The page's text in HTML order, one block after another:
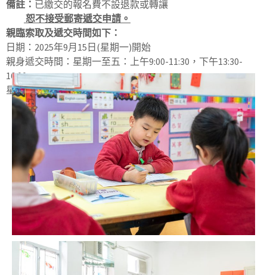
備註 ： 已繳交的報名費不設退款或轉讓
恕不接受郵寄遞交申請。
親臨索取及遞交時間如下：
日期：2025年9月15日(星期一)開始
親身遞交時間：星期一至五：上午9:00-11:30，下午13:30-
16:00
星期六: 9:00-12:30